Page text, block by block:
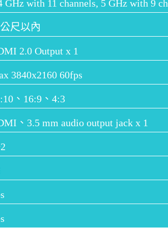
GHz with 11 channels, 5 GHz with 9
尺以內
2.0 Output x 1
3840x2160 60fps
、16:9、4:3
、3.5 mm audio output jack x 1